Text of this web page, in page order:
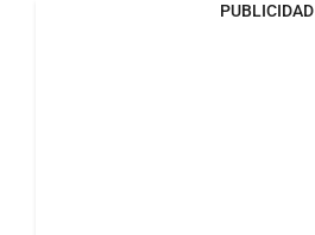
PUBLICIDAD